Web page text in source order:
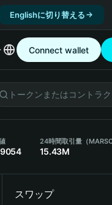
Englishに切り替える
Connect wallet
15.43M
スワップ